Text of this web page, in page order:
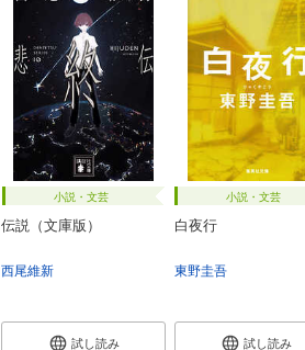
小説・文芸
伝説（文庫版）
西尾維新
試し読み
小説・文芸
白夜行
東野圭吾
試し読み